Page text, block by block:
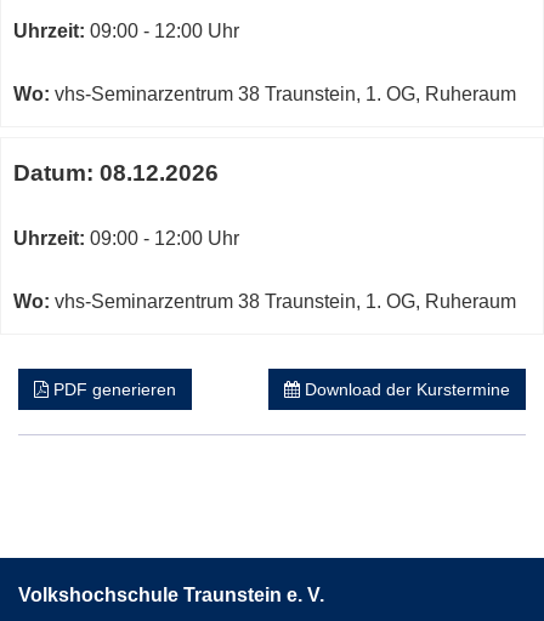
Uhrzeit: 09:00 - 12:00 Uhr
Wo: vhs-Seminarzentrum 38 Traunstein, 1. OG, Ruheraum
Datum: 08.12.2026
Uhrzeit: 09:00 - 12:00 Uhr
Wo: vhs-Seminarzentrum 38 Traunstein, 1. OG, Ruheraum
PDF generieren Download der Kurstermine
Volkshochschule Traunstein e. V.